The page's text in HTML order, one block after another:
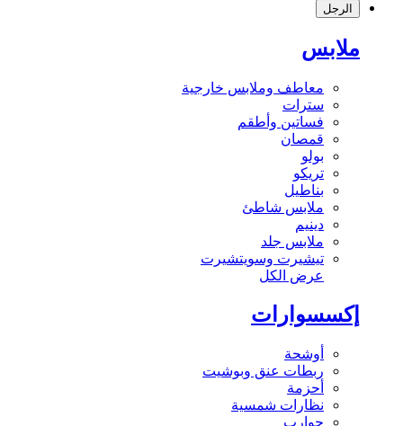
الرجل
ملابس
معاطف وملابس خارجية
سترات
فساتين وأطقم
قمصان
بولو
تريكو
بناطيل
ملابس شاطئ
دينيم
ملابس جلد
تيشيرت وسويتشيرت
عرض الكل
إكسسوارات
أوشحة
ربطات عنق وبوشيت
أحزمة
نظارات شمسية
جوارب